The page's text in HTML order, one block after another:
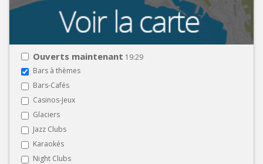
Ouverts maintenant 19:29
Bars à thèmes
Bars-Cafés
Casinos-Jeux
Glaciers
Jazz Clubs
Karaokés
Night Clubs